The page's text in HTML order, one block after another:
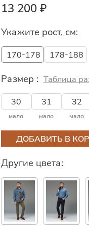
13 200 ₽
Укажите рост, см:
170-178 178-188
Размер : Таблица
30
мало
31
мало
32
мало
ДОБАВИТЬ В
Другие цвета: